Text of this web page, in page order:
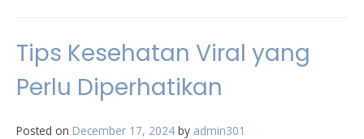
Tips Kesehatan Viral yang
Perlu Diperhatikan
Posted on December 17, 2024 by admin301